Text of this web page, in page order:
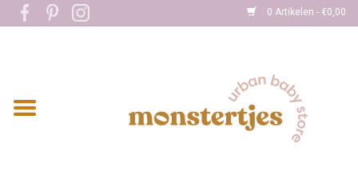
0 Artikelen - €0,00
Home
Kleding